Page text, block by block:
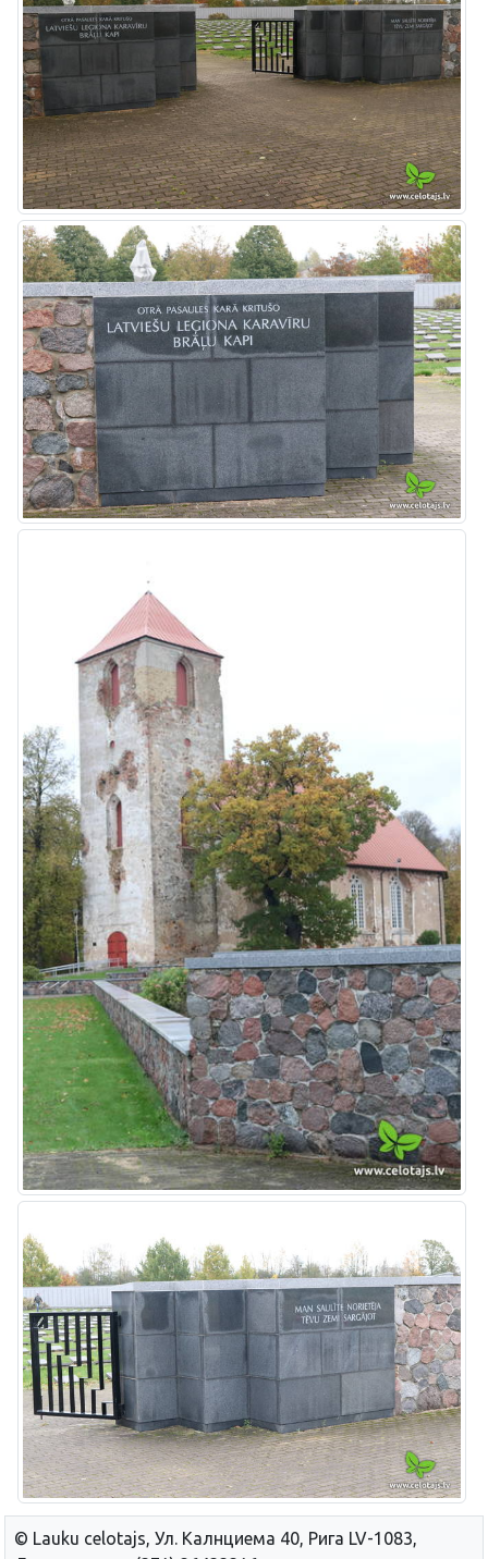
© Lauku сelotajs, Ул. Калнциема 40, Рига LV-1083,